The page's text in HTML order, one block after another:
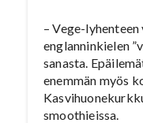
– Vege-
englanninkielen
sanasta.
enemmän myös
smoothieissa.